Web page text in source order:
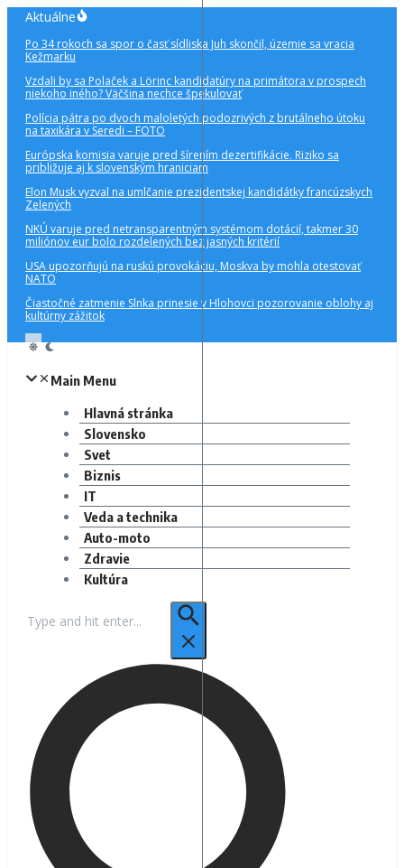
Preskočiť
obsah
Aktuálne
Po 34 rokoch sa spor o časť sídliska Juh skončil, územie sa vracia
Kežmarku
Vzdali by sa Polaček a Lörinc kandidatúry na primátora v prospech
niekoho iného? Väčšina nechce špekulovať
Polícia pátra po dvoch maloletých podozrivých z brutálneho útoku
na taxikára v Seredi – FOTO
Európska komisia varuje pred šírením dezertifikácie. Riziko sa
približuje aj k slovenským hraniciam
Elon Musk vyzval na umlčanie prezidentskej kandidátky francúzskych
Zelených
NKÚ varuje pred netransparentným systémom dotácií, takmer 30
miliónov eur bolo rozdelených bez jasných kritérií
USA upozorňujú na ruskú provokáciu, Moskva by mohla otestovať
NATO
Čiastočné zatmenie Slnka prinesie v Hlohovci pozorovanie oblohy aj
kultúrny zážitok
Main Menu
Hlavná stránka
Slovensko
Svet
Biznis
IT
Veda a technika
Auto-moto
Zdravie
Kultúra